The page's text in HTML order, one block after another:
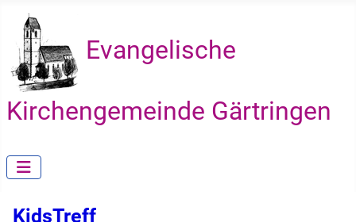
Evangelische
Kirchengemeinde Gärtringen
KidsTreff